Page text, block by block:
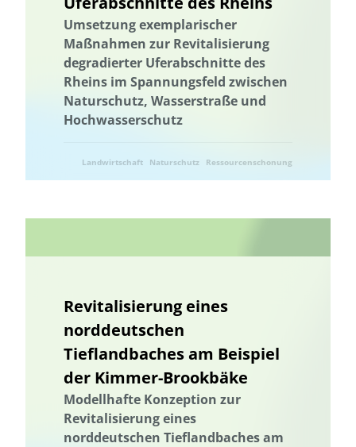
Umsetzung exemplarischer
Maßnahmen zur Revitalisierung
degradierter Uferabschnitte des
Rheins im Spannungsfeld zwischen
Naturschutz, Wasserstraße und
Hochwasserschutz
Landwirtschaft Naturschutz Ressourcenschonung
Revitalisierung eines
norddeutschen
Tieflandbaches am Beispiel
der Kimmer-Brookbäke
Modellhafte Konzeption zur
Revitalisierung eines
norddeutschen Tieflandbaches am